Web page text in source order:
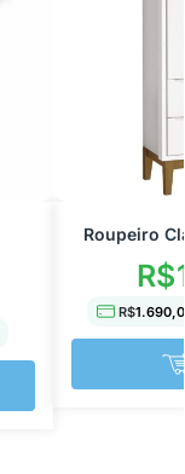
Roupeiro
R$
R$